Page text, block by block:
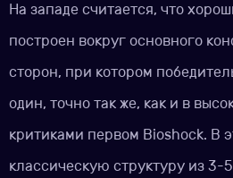
На западе считается, что
построен вокруг основного
сторон, при котором
один, точно так же, как и в
критиками первом Bioshock. В
классическую структуру из 3-